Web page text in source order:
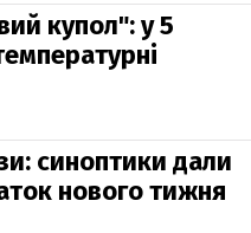
купол": у 5
синоптики дали
нового тижня